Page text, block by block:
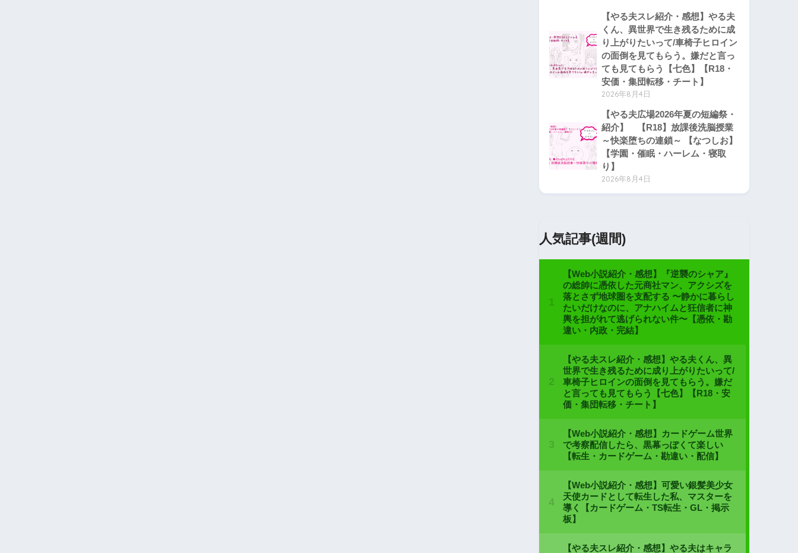
【やる夫スレ紹介・感想】やる夫
くん、異世界で生き残るために成
り上がりたいって/車椅子ヒロイン
の面倒を見てもらう。嫌だと言っ
ても見てもらう【七色】【R18・
安価・集団転移・チート】
2026年8月4日
【やる夫広場2026年夏の短編祭・
紹介】 【R18】放課後洗脳授業
～快楽堕ちの連鎖～ 【なつしお】
【学園・催眠・ハーレム・寝取
り】
2026年8月4日
人気記事(週間)